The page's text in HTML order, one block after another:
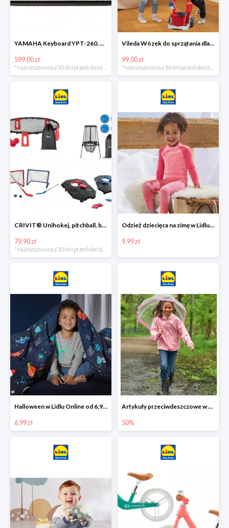
YAMAHA Keyboard YPT-260, 61 klawiszy
599.00 zł
*najniższa cena z 30 dni przed obniżką
Vileda Wózek do sprzątania dla dzieci
99.00 zł
*najniższa cena z 30 dni przed obniżką
CRIVIT® Unihokej, pitchball, bean bag lub disc golf
79.90 zł
Odzież dziecięca na zimę w Lidlu Online od 9,99 zł
9.99 zł
Halloween w Lidlu Online od 6,99 zł
6.99 zł
Artykuły przeciwdeszczowe w Lodilu Online do -50%
50%